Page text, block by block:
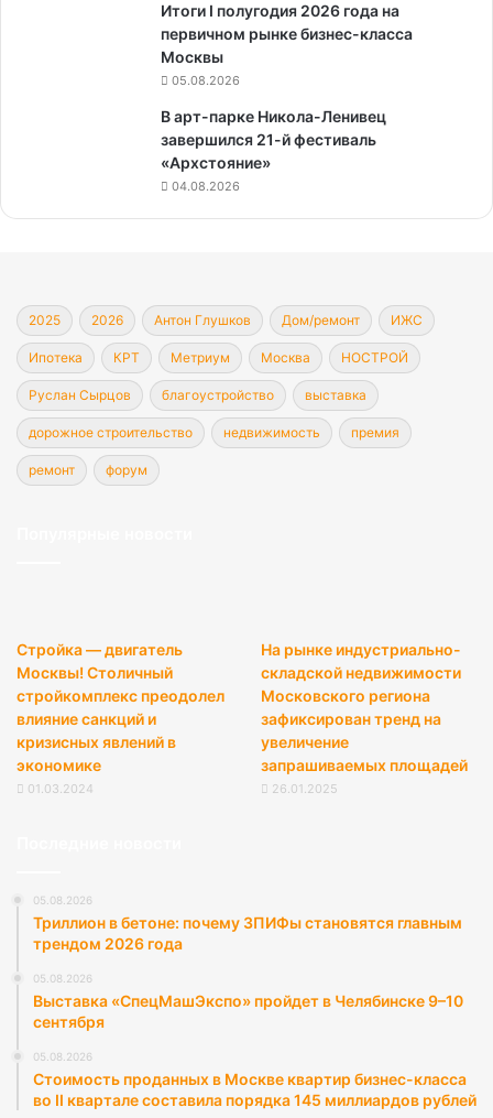
Итоги I полугодия 2026 года на
первичном рынке бизнес-класса
Москвы
05.08.2026
В арт-парке Никола-Ленивец
завершился 21-й фестиваль
«Архстояние»
04.08.2026
2025 2026 Антон Глушков Дом/ремонт ИЖС
Ипотека КРТ Метриум Москва НОСТРОЙ
Руслан Сырцов благоустройство выставка
дорожное строительство недвижимость премия
ремонт форум
Стройка — двигатель
Москвы! Столичный
стройкомплекс преодолел
влияние санкций и
кризисных явлений в
экономике
01.03.2024
На рынке индустриально-
складской недвижимости
Московского региона
зафиксирован тренд на
увеличение
запрашиваемых площадей
26.01.2025
05.08.2026
Триллион в бетоне: почему ЗПИФы становятся главным
трендом 2026 года
05.08.2026
Выставка «СпецМашЭкспо» пройдет в Челябинске 9–10
сентября
05.08.2026
Стоимость проданных в Москве квартир бизнес-класса
во II квартале составила порядка 145 миллиардов рублей